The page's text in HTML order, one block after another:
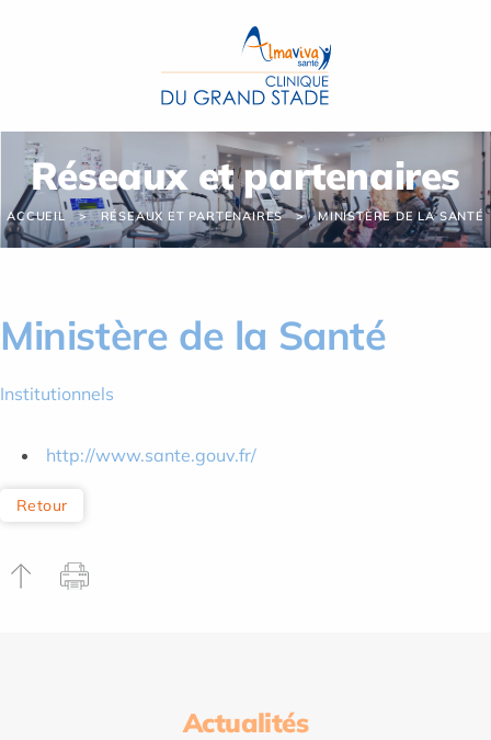
Réseaux et partenaires
ACCUEIL RÉSEAUX ET PARTENAIRES MINISTÈRE DE LA SANTÉ
Ministère de la Santé
Institutionnels
http://www.sante.gouv.fr/
Retour
Actualités